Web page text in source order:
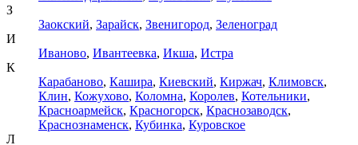
З
Заокский, Зарайск, Звенигород, Зеленоград
И
Иваново, Ивантеевка, Икша, Истра
К
Карабаново, Кашира, Киевский, Киржач, Климовск,
Клин, Кожухово, Коломна, Королев, Котельники,
Красноармейск, Красногорск, Краснозаводск,
Краснознаменск, Кубинка, Куровское
Л